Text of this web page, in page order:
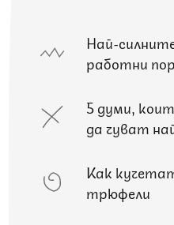
Най-
работни
5 думи,
да чуват
Как
трюфели